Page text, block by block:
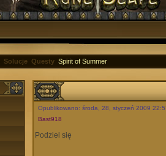
Solucje Questy Spirit of Summer
Opublikowano: środa, 28, styczeń 2009
Bast918
Podziel się